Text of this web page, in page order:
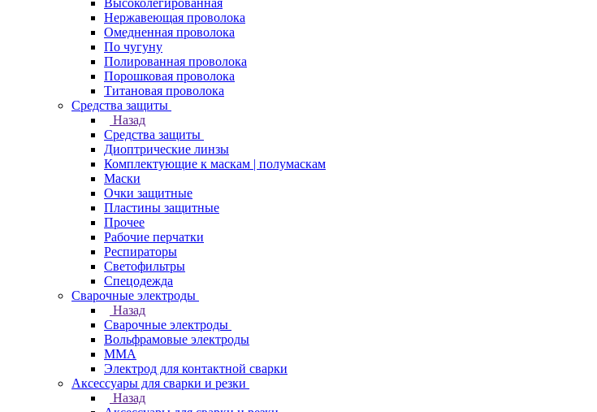
Высоколегированная
Нержавеющая проволока
Омедненная проволока
По чугуну
Полированная проволока
Порошковая проволока
Титановая проволока
Средства защиты
Назад
Средства защиты
Диоптрические линзы
Комплектующие к маскам | полумаскам
Маски
Очки защитные
Пластины защитные
Прочее
Рабочие перчатки
Респираторы
Светофильтры
Спецодежда
Сварочные электроды
Назад
Сварочные электроды
Вольфрамовые электроды
ММА
Электрод для контактной сварки
Аксессуары для сварки и резки
Назад